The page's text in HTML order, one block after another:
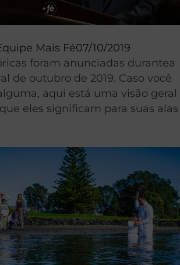
Mais Fé07/10/2019
foram anunciadas durantea
de outubro de 2019. Caso você
aqui está uma visão geral
eles significam para suas alas